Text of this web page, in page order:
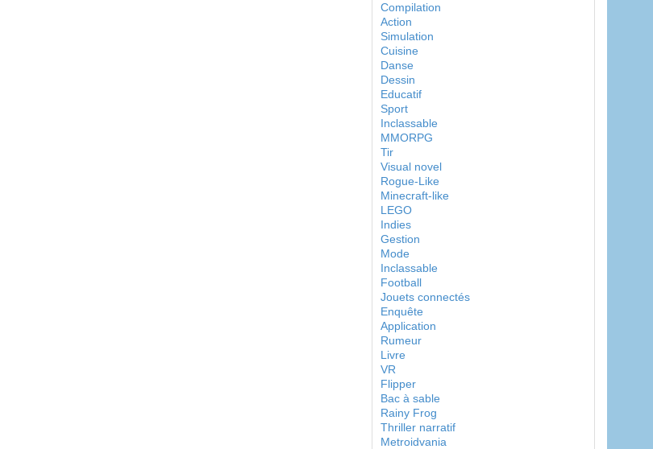
Compilation
Action
Simulation
Cuisine
Danse
Dessin
Educatif
Sport
Inclassable
MMORPG
Tir
Visual novel
Rogue-Like
Minecraft-like
LEGO
Indies
Gestion
Mode
Inclassable
Football
Jouets connectés
Enquête
Application
Rumeur
Livre
VR
Flipper
Bac à sable
Rainy Frog
Thriller narratif
Metroidvania